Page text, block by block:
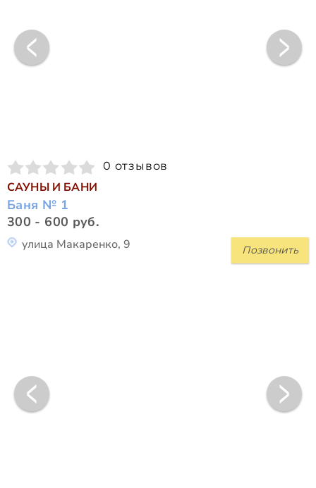
0 отзывов
САУНЫ И БАНИ
Баня № 1
300 - 600 руб.
Позвонить
улица Макаренко, 9